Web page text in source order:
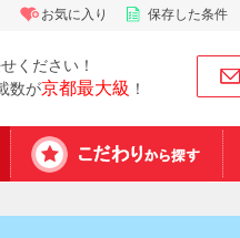
ください！
数が京都最大級 ！
保存した条件
お気に入り